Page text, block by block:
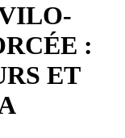
:
ET